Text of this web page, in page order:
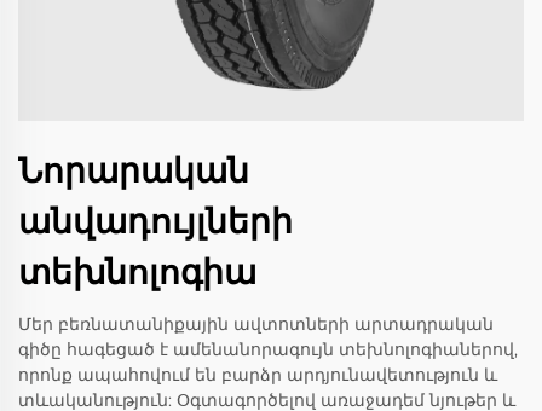
Նորարական
անվադույլների
տեխնոլոգիա
Մեր բեռնատանիքային ավտոտների արտադրական
գիծը հագեցած է ամենանորագույն տեխնոլոգիաներով,
որոնք ապահովում են բարձր արդյունավետություն և
տևականություն: Օգտագործելով առաջադեմ նյութեր և